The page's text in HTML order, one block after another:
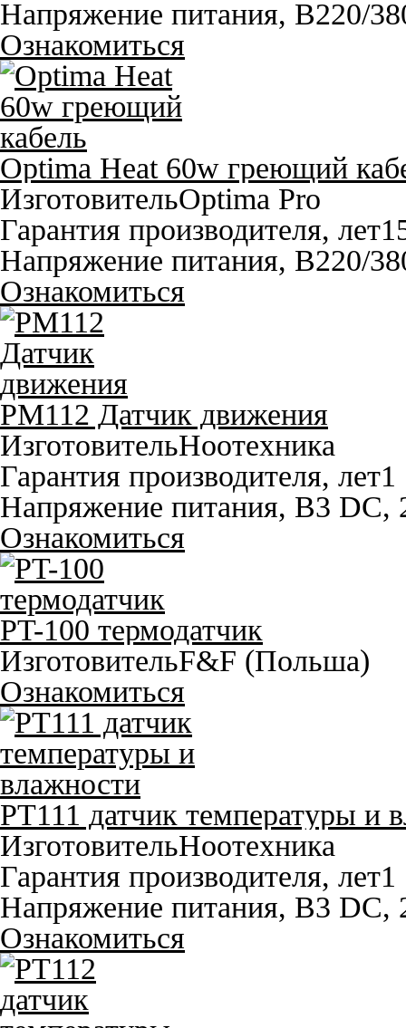
Напряжение питания, В220/
Ознакомиться
Optima Heat 60w греющий
ИзготовительOptima Pro
Гарантия производителя, лет
Напряжение питания, В220/
Ознакомиться
PM112 Датчик движения
ИзготовительНоотехника
Гарантия производителя, лет1
Напряжение питания, В3 DC,
Ознакомиться
PT-100 термодатчик
ИзготовительF&F (Польша)
Ознакомиться
PT111 датчик температуры и
ИзготовительНоотехника
Гарантия производителя, лет1
Напряжение питания, В3 DC,
Ознакомиться